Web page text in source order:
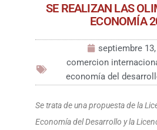
SE REALIZAN LAS
ECONOMÍA
septiembre
comercion
economía del
Se trata de una propuesta de la
Economía del Desarrollo y la